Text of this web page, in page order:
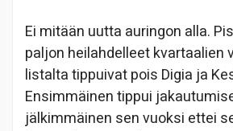
Ei mitään uutta auringon alla.
paljon heilahdelleet kvartaalien
listalta tippuivat pois Digia ja
Ensimmäinen tippui
jälkimmäinen sen vuoksi ettei